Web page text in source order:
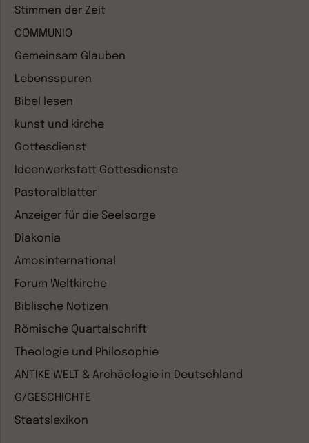
Stimmen der Zeit
COMMUNIO
Gemeinsam Glauben
Lebensspuren
Bibel lesen
kunst und kirche
Gottesdienst
Ideenwerkstatt Gottesdienste
Pastoralblätter
Anzeiger für die Seelsorge
Diakonia
Amosinternational
Forum Weltkirche
Biblische Notizen
Römische Quartalschrift
Theologie und Philosophie
ANTIKE WELT & Archäologie in Deutschland
G/GESCHICHTE
Staatslexikon